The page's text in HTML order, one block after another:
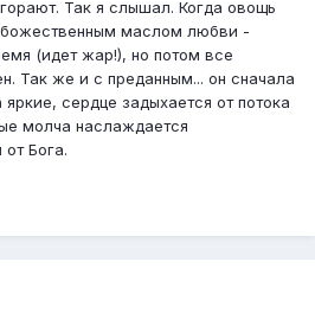
Так я слышал. Когда овощь
маслом любви -
(идет жар!), но потом все
Так же и с преданным... он сначала
сердце задыхается от потока
молча наслаждается
Бога.